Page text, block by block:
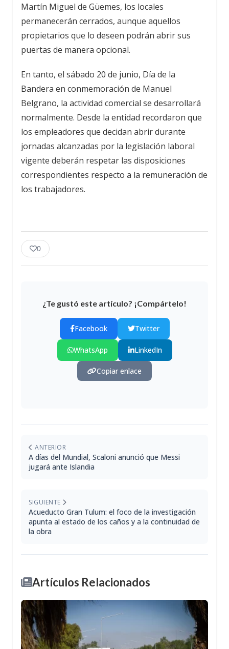
Martín Miguel de Güemes, los locales
permanecerán cerrados, aunque aquellos
propietarios que lo deseen podrán abrir sus
puertas de manera opcional.
En tanto, el sábado 20 de junio, Día de la
Bandera en conmemoración de Manuel
Belgrano, la actividad comercial se desarrollará
normalmente. Desde la entidad recordaron que
los empleadores que decidan abrir durante
jornadas alcanzadas por la legislación laboral
vigente deberán respetar las disposiciones
correspondientes respecto a la remuneración de
los trabajadores.
0
¿Te gustó este artículo? ¡Compártelo!
Facebook Twitter
WhatsApp LinkedIn
Copiar enlace
ANTERIOR
A días del Mundial, Scaloni anunció que Messi
jugará ante Islandia
SIGUIENTE
Acueducto Gran Tulum: el foco de la investigación
apunta al estado de los caños y a la continuidad de
la obra
Artículos Relacionados